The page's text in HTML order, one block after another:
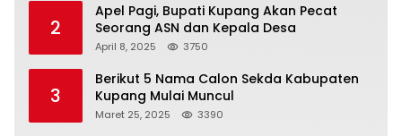
2
Apel Pagi, Bupati Kupang Akan Pecat
Seorang ASN dan Kepala Desa
April 8, 2025 3750
3
Berikut 5 Nama Calon Sekda Kabupaten
Kupang Mulai Muncul
Maret 25, 2025 3390